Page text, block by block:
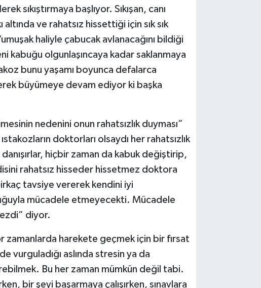
sıkıştırmaya başlıyor. Sıkışan, canı
altında ve rahatsız hissettiği için sık sık
haliyle çabucak avlanacağını bildiği
kabuğu olgunlaşıncaya kadar saklanmaya
bunu yaşamı boyunca defalarca
büyümeye devam ediyor ki başka
nedenini onun rahatsızlık duyması”
doktorları olsaydı her rahatsızlık
hiçbir zaman da kabuk değiştirip,
rahatsız hisseder hissetmez doktora
tavsiye vererek kendini iyi
mücadele etmeyecekti. Mücadele
diyor.
zamanlarda harekete geçmek için bir fırsat
vurguladığı aslında stresin ya da
Bu her zaman mümkün değil tabi.
bir şeyi başarmaya çalışırken, sınavlara